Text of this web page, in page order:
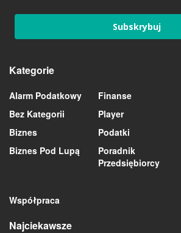
Subskrybuj
Kategorie
Alarm Podatkowy
Bez Kategorii
Biznes
Biznes Pod Lupą
Finanse
Player
Podatki
Poradnik
Przedsiębiorcy
Współpraca
Najciekawsze